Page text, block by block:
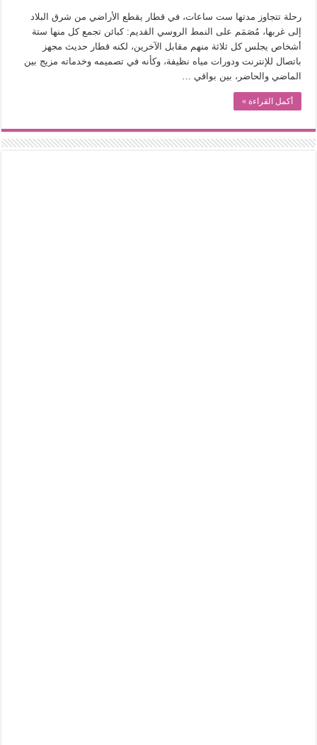
عوالم منصورة عز الدين.. حين يصبح الزمن بطل الرواية
الطعام في الحضارة الإسلامية.. تاريخ يُقرأ بالنكهات
يوم شاهدت زينات صدقي على المسرح وسرحت!
رحلة تتجاوز مدتها ست ساعات، في قطار يقطع الأراضي من شرق البلاد
إلى غربها، مُصَمَم على النمط الروسي القديم: كبائن تجمع كل منها ستة
أشخاص يجلس كل ثلاثة منهم مقابل الآخرين، لكنه قطار حديث مجهز
باتصال للإنترنت ودورات مياه نظيفة، وكأنه في تصميمه وخدماته مزيج بين
الماضي والحاضر، بين بواقي …
أكمل القراءة »